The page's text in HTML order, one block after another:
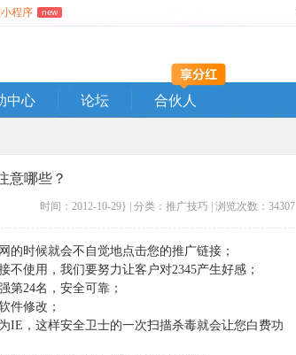
程序 new
中心 论坛 合伙人
意哪些？
时间：2012-10-29} | 分类： 推广技巧 | 浏览次数：34307
的时候就会不自觉地点击您的推广链接；
使用，我们要努力让客户对2345产生好感；
第24名，安全可靠；
件修改；
IE，这样安全卫士的一次扫描杀毒就会让您白费功